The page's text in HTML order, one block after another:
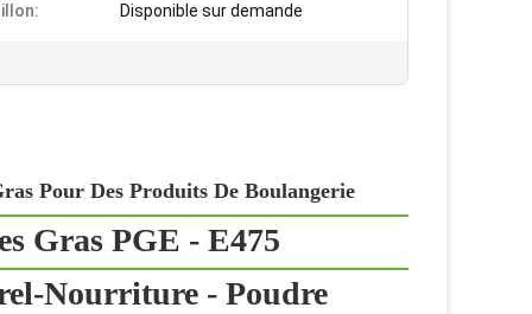
Disponible sur demande
Pour Des Produits De Boulangerie
Gras PGE - E475
Nourriture - Poudre